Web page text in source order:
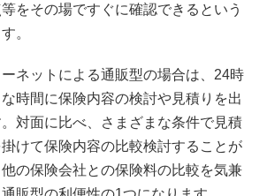
をその場ですぐに確認できるという
。
ネットによる通販型の場合は、24時
時間に保険内容の検討や見積りを出
対面に比べ、さまざまな条件で見積
けて保険内容の比較検討することが
の保険会社との保険料の比較を気兼